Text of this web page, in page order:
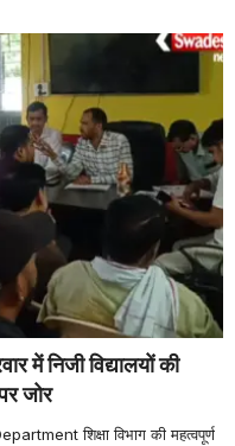
निजी विद्यालयों की
जोर
शिक्षा विभाग की महत्वपूर्ण